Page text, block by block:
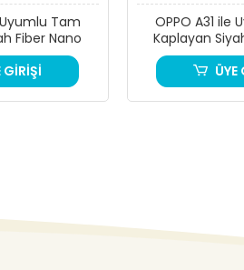
Uyumlu Tam
Fiber Nano
GİRİŞİ
OPPO A31 ile
Kaplayan
Ekran
ÜYE